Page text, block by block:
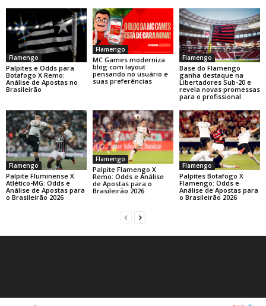
Flamengo
Palpites e Odds para
Botafogo X Remo:
Análise de Apostas no
Brasileirão
Flamengo
MC Games moderniza
blog com layout
pensando no usuário e
suas preferências
Flamengo
Base do Flamengo
ganha destaque na
Libertadores Sub-20 e
revela novas promessas
para o profissional
Flamengo
Palpite Fluminense X
Atlético-MG: Odds e
Análise de Apostas para
o Brasileirão 2026
Flamengo
Palpite Flamengo X
Remo: Odds e Análise
de Apostas para o
Brasileirão 2026
Flamengo
Palpites Botafogo X
Flamengo: Odds e
Análise de Apostas para
o Brasileirão 2026